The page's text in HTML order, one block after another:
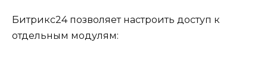
Битрикс24 позволяет настроить доступ к
отдельным модулям: